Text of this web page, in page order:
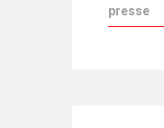
presse